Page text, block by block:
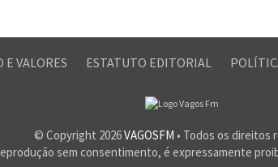
E VALORES ESTATUTO EDITORIAL
© Copyright 2026VAGOSFM • Todos os direitos
sem consentimento, é expressamente